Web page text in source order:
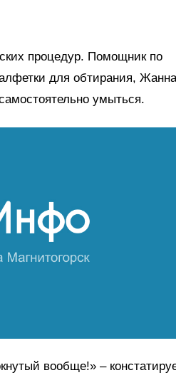
процедур. Помощник по
для обтирания, Жанна
умыться.
вообще!» –